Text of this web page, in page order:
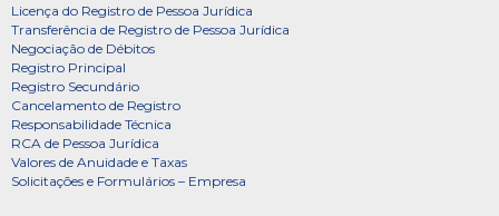
Licença do Registro de Pessoa Jurídica
Transferência de Registro de Pessoa Jurídica
Negociação de Débitos
Registro Principal
Registro Secundário
Cancelamento de Registro
Responsabilidade Técnica
RCA de Pessoa Jurídica
Valores de Anuidade e Taxas
Solicitações e Formulários – Empresa